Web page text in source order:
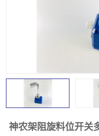
神农架阻旋料位开关
撕裂开关
溜槽堵塞检测开关
限位开关